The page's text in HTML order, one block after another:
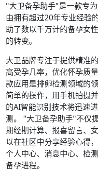
"大卫备孕助手"是一款专
由拥有超过20年专业经验
助了数以千万计的备孕女
的转变。
大卫品牌专注于提供精准
高受孕几率，优化怀孕质
款应用是排卵检测领域的
简单的操作，用手机拍摄
的AI智能识别技术将迅速
测。 "大卫备孕助手"不仅
期经期计算、报喜留言、
以在社区中分享经验心得
个人中心、消息中心、检
备孕进程。